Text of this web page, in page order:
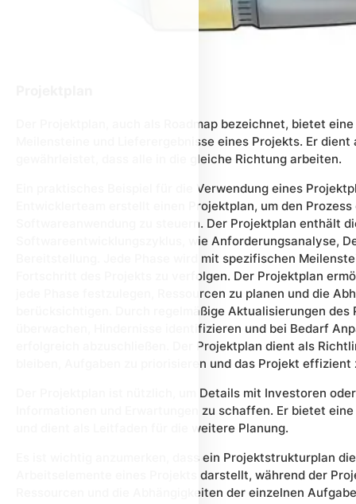
Der Projektplan, auch als Roadmap bezeichnet, bietet
Meilensteine und Lieferergebnisse eines Projekts. Er
gewährleistet, dass alle in die gleiche Richtung arbeiten.
Ein praktisches Beispiel für die Verwendung eines
Entwicklerteam erstellt einen Projektplan, um den
Softwareanwendung zu steuern. Der Projektplan enthält
Softwareentwicklungszyklus, wie Anforderungsanalyse,
Bereitstellung. Jede Phase wird mit spezifischen
Fortschritt des Projekts zu verfolgen. Der Projektplan
jede Phase festzulegen, Ressourcen zu planen und die
berücksichtigen. Durch regelmäßige Aktualisierungen
überwachen, Hindernisse identifizieren und bei Bedarf
erfolgreich abzuschließen. Der Projektplan dient als
bleiben, Aufgaben zu priorisieren und das Projekt
Der Projektplan ist nützlich, um Details mit Investoren
Informationen und Erwartungen zu schaffen. Er bietet
und dient als Leitfaden für die weitere Planung.
Es ist wichtig anzumerken, dass ein Projektstrukturplan
Arbeitselemente eines Projekts darstellt, während der
Ressourcen und die Abhängigkeiten der einzelnen